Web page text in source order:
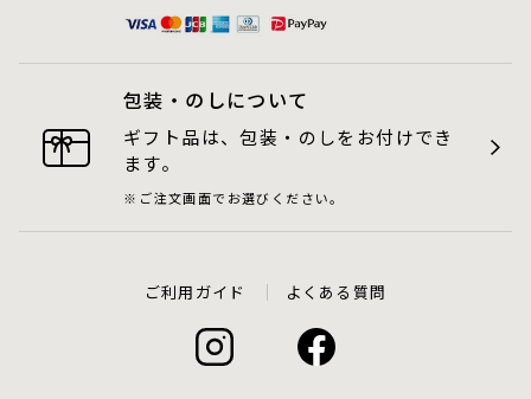
包装・のしについて
ギフト品は、包装・のしをお付けでき
ます。
ご注文画面でお選びください。
ご利用ガイド よくある質問